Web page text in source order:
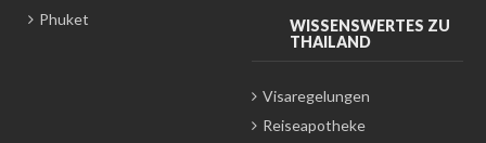
Phuket
WISSENSWERTES ZU
THAILAND
Visaregelungen
Reiseapotheke